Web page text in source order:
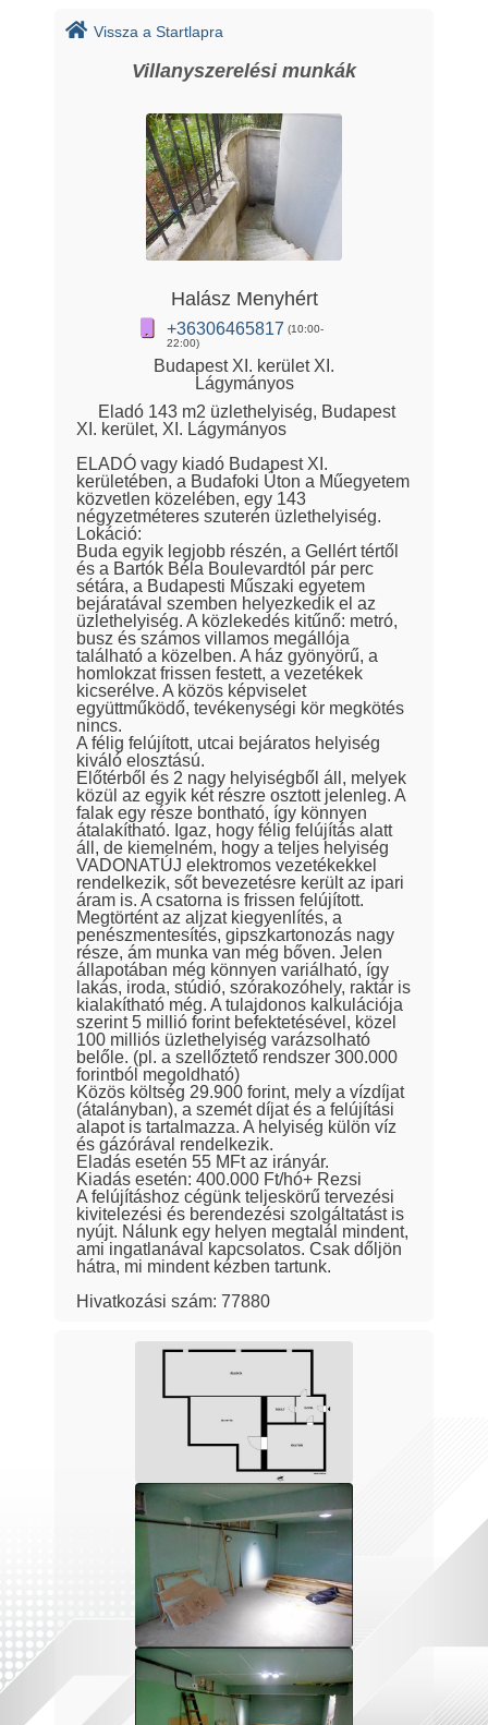
Vissza a Startlapra
Villanyszerelési munkák
Halász Menyhért
+36306465817 (10:00-
22:00)
Budapest XI. kerület XI.
Lágymányos
Eladó 143 m2 üzlethelyiség, Budapest
XI. kerület, XI. Lágymányos
ELADÓ vagy kiadó Budapest XI.
kerületében, a Budafoki Úton a Műegyetem
közvetlen közelében, egy 143
négyzetméteres szuterén üzlethelyiség.
Lokáció:
Buda egyik legjobb részén, a Gellért tértől
és a Bartók Béla Boulevardtól pár perc
sétára, a Budapesti Műszaki egyetem
bejáratával szemben helyezkedik el az
üzlethelyiség. A közlekedés kitűnő: metró,
busz és számos villamos megállója
található a közelben. A ház gyönyörű, a
homlokzat frissen festett, a vezetékek
kicserélve. A közös képviselet
együttműködő, tevékenységi kör megkötés
nincs.
A félig felújított, utcai bejáratos helyiség
kiváló elosztású.
Előtérből és 2 nagy helyiségből áll, melyek
közül az egyik két részre osztott jelenleg. A
falak egy része bontható, így könnyen
átalakítható. Igaz, hogy félig felújítás alatt
áll, de kiemelném, hogy a teljes helyiség
VADONATÚJ elektromos vezetékekkel
rendelkezik, sőt bevezetésre került az ipari
áram is. A csatorna is frissen felújított.
Megtörtént az aljzat kiegyenlítés, a
penészmentesítés, gipszkartonozás nagy
része, ám munka van még bőven. Jelen
állapotában még könnyen variálható, így
lakás, iroda, stúdió, szórakozóhely, raktár is
kialakítható még. A tulajdonos kalkulációja
szerint 5 millió forint befektetésével, közel
100 milliós üzlethelyiség varázsolható
belőle. (pl. a szellőztető rendszer 300.000
forintból megoldható)
Közös költség 29.900 forint, mely a vízdíjat
(átalányban), a szemét díjat és a felújítási
alapot is tartalmazza. A helyiség külön víz
és gázórával rendelkezik.
Eladás esetén 55 MFt az irányár.
Kiadás esetén: 400.000 Ft/hó+ Rezsi
A felújításhoz cégünk teljeskörű tervezési
kivitelezési és berendezési szolgáltatást is
nyújt. Nálunk egy helyen megtalál mindent,
ami ingatlanával kapcsolatos. Csak dőljön
hátra, mi mindent kézben tartunk.
Hivatkozási szám: 77880